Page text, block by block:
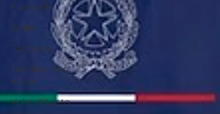
Piemonte
Sicilia
Toscana
Trentino-Alto
Adige
Valle d'Aosta